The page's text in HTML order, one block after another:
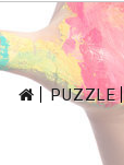
>
PUZZLE